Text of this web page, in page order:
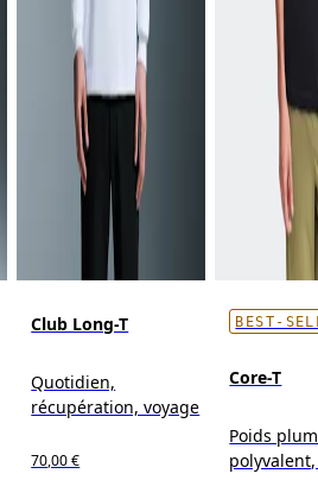
Club Long-T
Quotidien,
récupération, voyage
70,00 €
BEST-
Core-T
Poids